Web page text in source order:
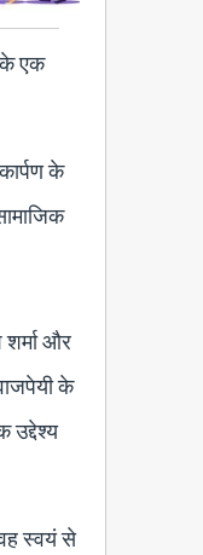
के एक
के
और
के
उद्देश्य
स्वयं से